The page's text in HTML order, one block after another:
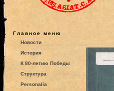
Главное меню
Новости
История
К 80-летию Победы
Структура
Personalia